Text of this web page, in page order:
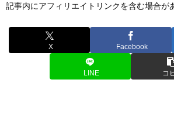
記事内にアフィリエイトリンクを含む場合が
X Facebook
LINE コ